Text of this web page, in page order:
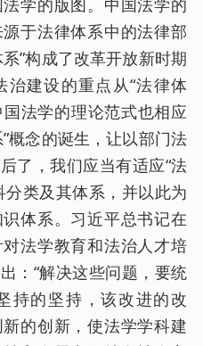
于法律体系中的法律部
”构成了改革开放新时期
建设的重点从“法律体
国法学的理论范式也相应
概念的诞生，让以部门法
了，我们应当有适应“法
类及其体系，并以此为
体系。习近平总书记在
法学教育和法治人才培
：“解决这些问题，要统
持的坚持，该改进的改
的创新，使法学学科建